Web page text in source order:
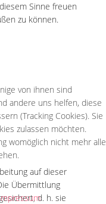
Sinne freuen
zu können.
auf dieser
Übermittlung
d. h. sie
von ihnen sind
andere uns helfen, diese
(Tracking Cookies). Sie
zulassen möchten.
womöglich nicht mehr alle